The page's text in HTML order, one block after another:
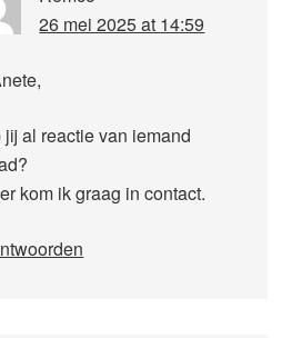
26 mei 2025 at 14:59
jij al reactie van iemand
kom ik graag in contact.